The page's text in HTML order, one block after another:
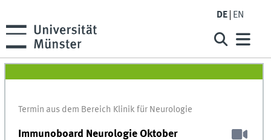
DE EN
Termin aus dem Bereich Klinik für Neurologie
Immunoboard Neurologie Oktober